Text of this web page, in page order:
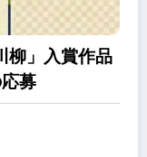
柳」入賞作品
募